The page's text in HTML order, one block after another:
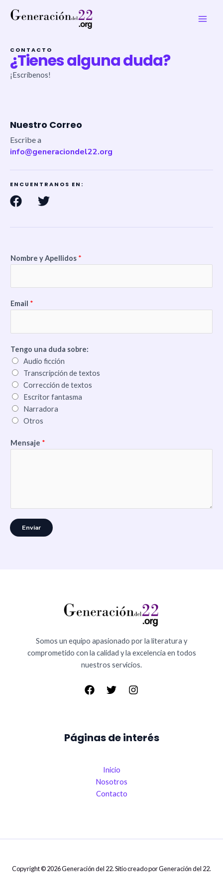
CONTACTO
¿Tienes alguna duda?
¡Escríbenos!
Nuestro Correo
Escribe a
info@generaciondel22.org
ENCUENTRANOS EN:
F
a
c
o
k
T
i
e
Nombre y Apellidos *
Email *
Tengo una duda sobre:
Audio ficción
Transcripción de textos
Corrección de textos
Escritor fantasma
Narradora
Otros
Mensaje *
Enviar
Somos un equipo apasionado por la literatura y
comprometido con la calidad y la excelencia en todos
nuestros servicios.
Páginas de interés
Inicio
Nosotros
Contacto
Copyright © 2026 Generación del 22. Sitio creado por Generación del 22.